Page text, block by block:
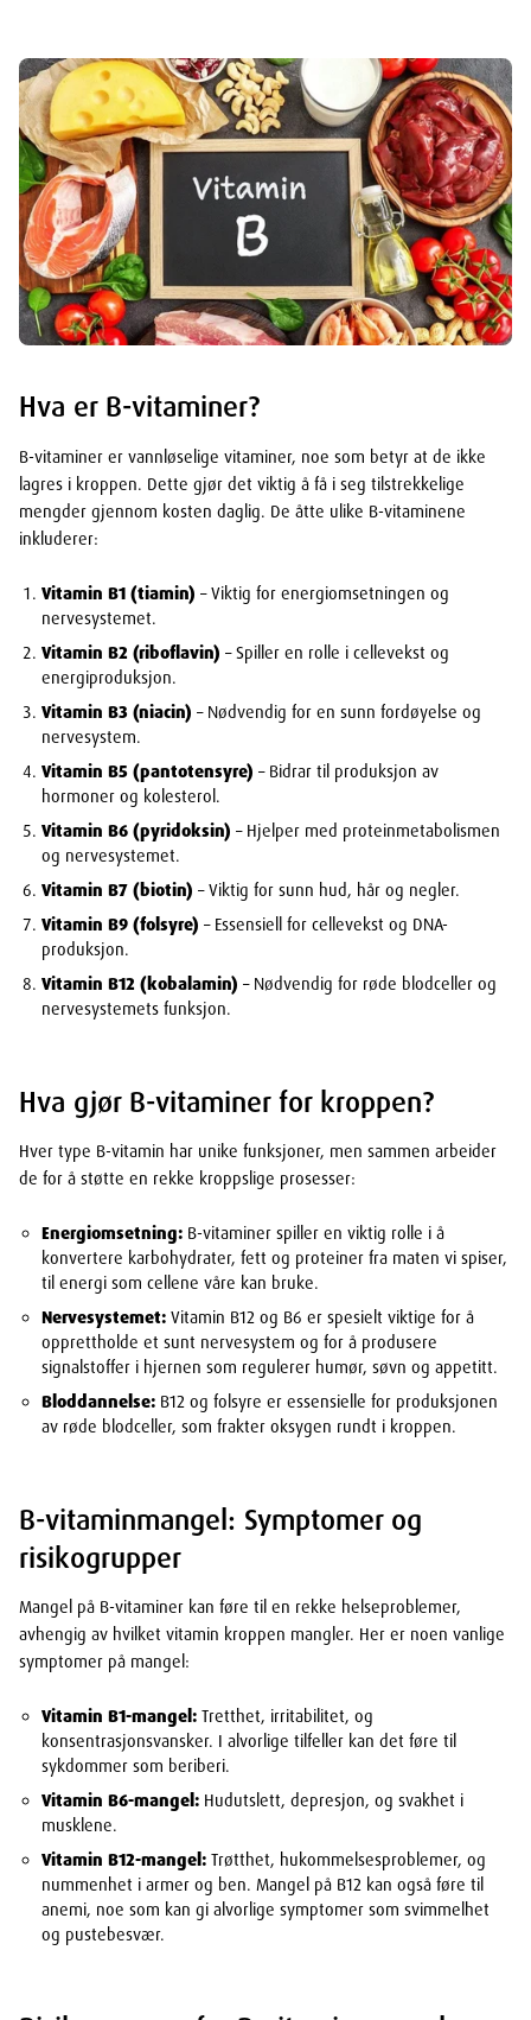
Hva er B-vitaminer?
B-vitaminer er vannløselige vitaminer, noe som betyr at de ikke
lagres i kroppen. Dette gjør det viktig å få i seg tilstrekkelige
mengder gjennom kosten daglig. De åtte ulike B-vitaminene
inkluderer:
Vitamin B1 (tiamin) – Viktig for energiomsetningen og
nervesystemet.
Vitamin B2 (riboflavin) – Spiller en rolle i cellevekst og
energiproduksjon.
Vitamin B3 (niacin) – Nødvendig for en sunn fordøyelse og
nervesystem.
Vitamin B5 (pantotensyre) – Bidrar til produksjon av
hormoner og kolesterol.
Vitamin B6 (pyridoksin) – Hjelper med proteinmetabolismen
og nervesystemet.
Vitamin B7 (biotin) – Viktig for sunn hud, hår og negler.
Vitamin B9 (folsyre) – Essensiell for cellevekst og DNA-
produksjon.
Vitamin B12 (kobalamin) – Nødvendig for røde blodceller og
nervesystemets funksjon.
Hva gjør B-vitaminer for kroppen?
Hver type B-vitamin har unike funksjoner, men sammen arbeider
de for å støtte en rekke kroppslige prosesser:
Energiomsetning: B-vitaminer spiller en viktig rolle i å
konvertere karbohydrater, fett og proteiner fra maten vi spiser,
til energi som cellene våre kan bruke.
Nervesystemet: Vitamin B12 og B6 er spesielt viktige for å
opprettholde et sunt nervesystem og for å produsere
signalstoffer i hjernen som regulerer humør, søvn og appetitt.
Bloddannelse: B12 og folsyre er essensielle for produksjonen
av røde blodceller, som frakter oksygen rundt i kroppen.
B-vitaminmangel: Symptomer og
risikogrupper
Mangel på B-vitaminer kan føre til en rekke helseproblemer,
avhengig av hvilket vitamin kroppen mangler. Her er noen vanlige
symptomer på mangel:
Vitamin B1-mangel: Tretthet, irritabilitet, og
konsentrasjonsvansker. I alvorlige tilfeller kan det føre til
sykdommer som beriberi.
Vitamin B6-mangel: Hudutslett, depresjon, og svakhet i
musklene.
Vitamin B12-mangel: Trøtthet, hukommelsesproblemer, og
nummenhet i armer og ben. Mangel på B12 kan også føre til
anemi, noe som kan gi alvorlige symptomer som svimmelhet
og pustebesvær.